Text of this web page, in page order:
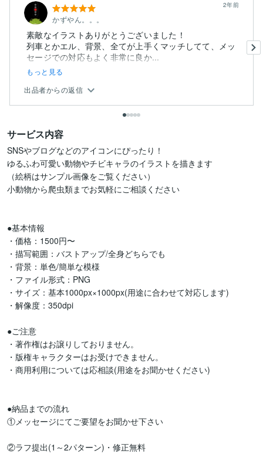
かずやん。。。
2年前
素敵なイラストありがとうございました！
列車とかエル、背景、全てが上手くマッチしてて、メッ
セージでの対応もよく非常に良か...
もっと見る
出品者からの返信
サービス内容
SNSやブログなどのアイコンにぴったり！
ゆるふわ可愛い動物やチビキャラのイラストを描きます
（絵柄はサンプル画像をご覧ください）
小動物から爬虫類までお気軽にご相談ください
●基本情報
・価格：1500円〜
・描写範囲：バストアップ/全身どちらでも
・背景：単色/簡単な模様
・ファイル形式：PNG
・サイズ：基本1000px×1000px(用途に合わせて対応します)
・解像度：350dpi
●ご注意
・著作権はお譲りしておりません。
・版権キャラクターはお受けできません。
・商用利用については応相談(用途をお聞かせください)
●納品までの流れ
①メッセージにてご要望をお聞かせ下さい
②ラフ提出(1～2パターン)・修正無料